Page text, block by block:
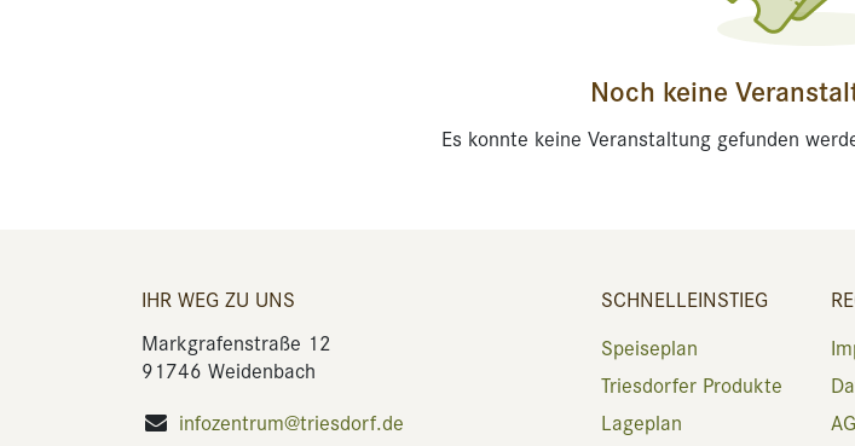
Noch keine
Es konnte keine Veranstaltung gefunden
IHR WEG ZU UNS
Markgrafenstraße 12
91746 Weidenbach
infozentrum@triesdorf.de
SCHNELLEINSTIEG
Speiseplan
Triesdorfer Produkte
Lageplan